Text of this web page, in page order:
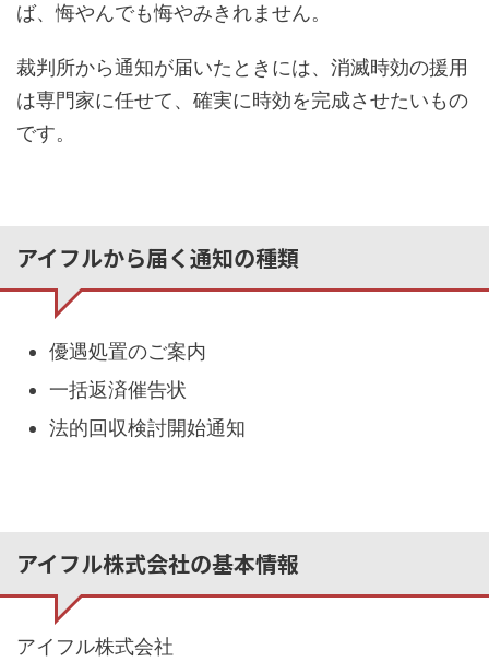
ば、悔やんでも悔やみきれません。
裁判所から通知が届いたときには、消滅時効の援用
は専門家に任せて、確実に時効を完成させたいもの
です。
アイフルから届く通知の種類
優遇処置のご案内
一括返済催告状
法的回収検討開始通知
アイフル株式会社の基本情報
アイフル株式会社